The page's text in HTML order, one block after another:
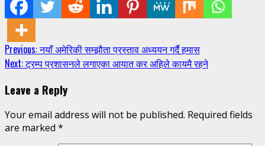
Continue
Reading
Previous:नयाँ अमेरिकी सम्झौता प्रस्ताव अध्ययन गर्दै हमास
Next:ट्रम्प प्रशासनले लगाएका आयात कर अहिले कायमै रहने
Leave a Reply
Your email address will not be published. Required fields
are marked *